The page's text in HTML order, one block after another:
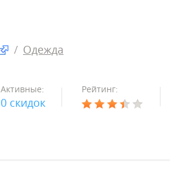
Одежда
Активные:
0 скидок
Рейтинг: